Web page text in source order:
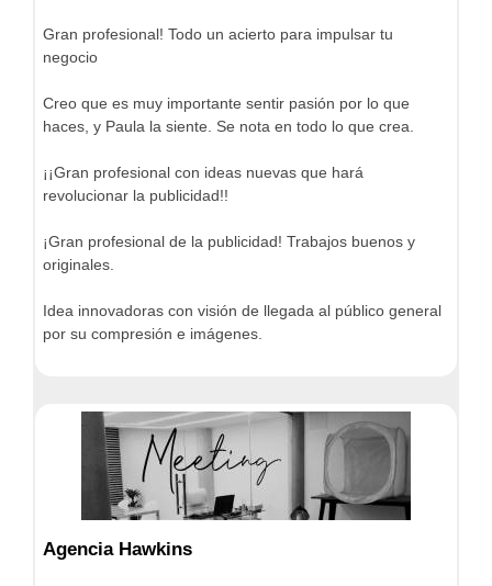
Gran profesional! Todo un acierto para impulsar tu
negocio
Creo que es muy importante sentir pasión por lo que
haces, y Paula la siente. Se nota en todo lo que crea.
¡¡Gran profesional con ideas nuevas que hará
revolucionar la publicidad!!
¡Gran profesional de la publicidad! Trabajos buenos y
originales.
Idea innovadoras con visión de llegada al público general
por su compresión e imágenes.
Agencia Hawkins